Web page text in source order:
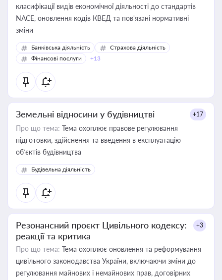
класифікації видів економічної діяльності до стандартів
NACE, оновлення кодів КВЕД та пов'язані нормативні
зміни
Банківська діяльність
Страхова діяльність
Фінансові послуги
+13
Земельні відносини у будівництві +17
Про що тема: Тема охоплює правове регулювання
підготовки, здійснення та введення в експлуатацію
об’єктів будівництва
Будівельна діяльність
Резонансний проєкт Цивільного кодексу:
реакції та критика
+3
Про що тема: Тема охоплює оновлення та реформування
цивільного законодавства України, включаючи зміни до
регулювання майнових і немайнових прав, договірних